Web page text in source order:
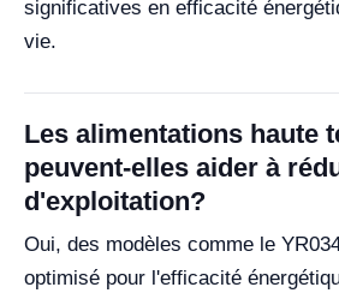
significatives en efficacité
vie.
Les alimentations haute
peuvent-elles aider à
d'exploitation?
Oui, des modèles comme le
optimisé pour l'efficacité